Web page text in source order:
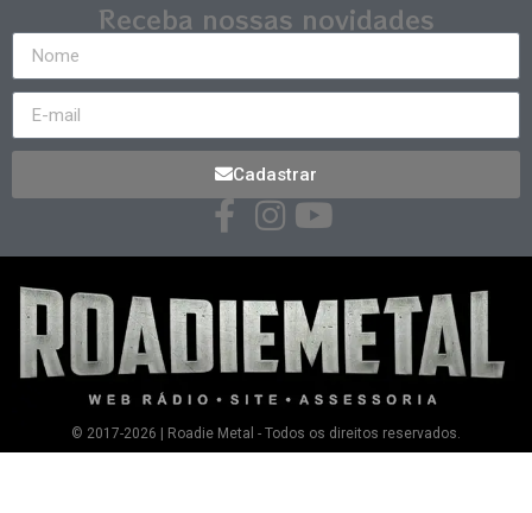
Receba nossas novidades
Cadastrar
© 2017-2026 | Roadie Metal - Todos os direitos reservados.